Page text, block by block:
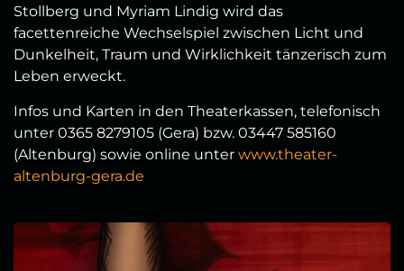
Stollberg und Myriam Lindig wird das
facettenreiche Wechselspiel zwischen Licht und
Dunkelheit, Traum und Wirklichkeit tänzerisch zum
Leben erweckt.
Infos und Karten in den Theaterkassen, telefonisch
unter 0365 8279105 (Gera) bzw. 03447 585160
(Altenburg) sowie online unter www.theater-
altenburg-gera.de